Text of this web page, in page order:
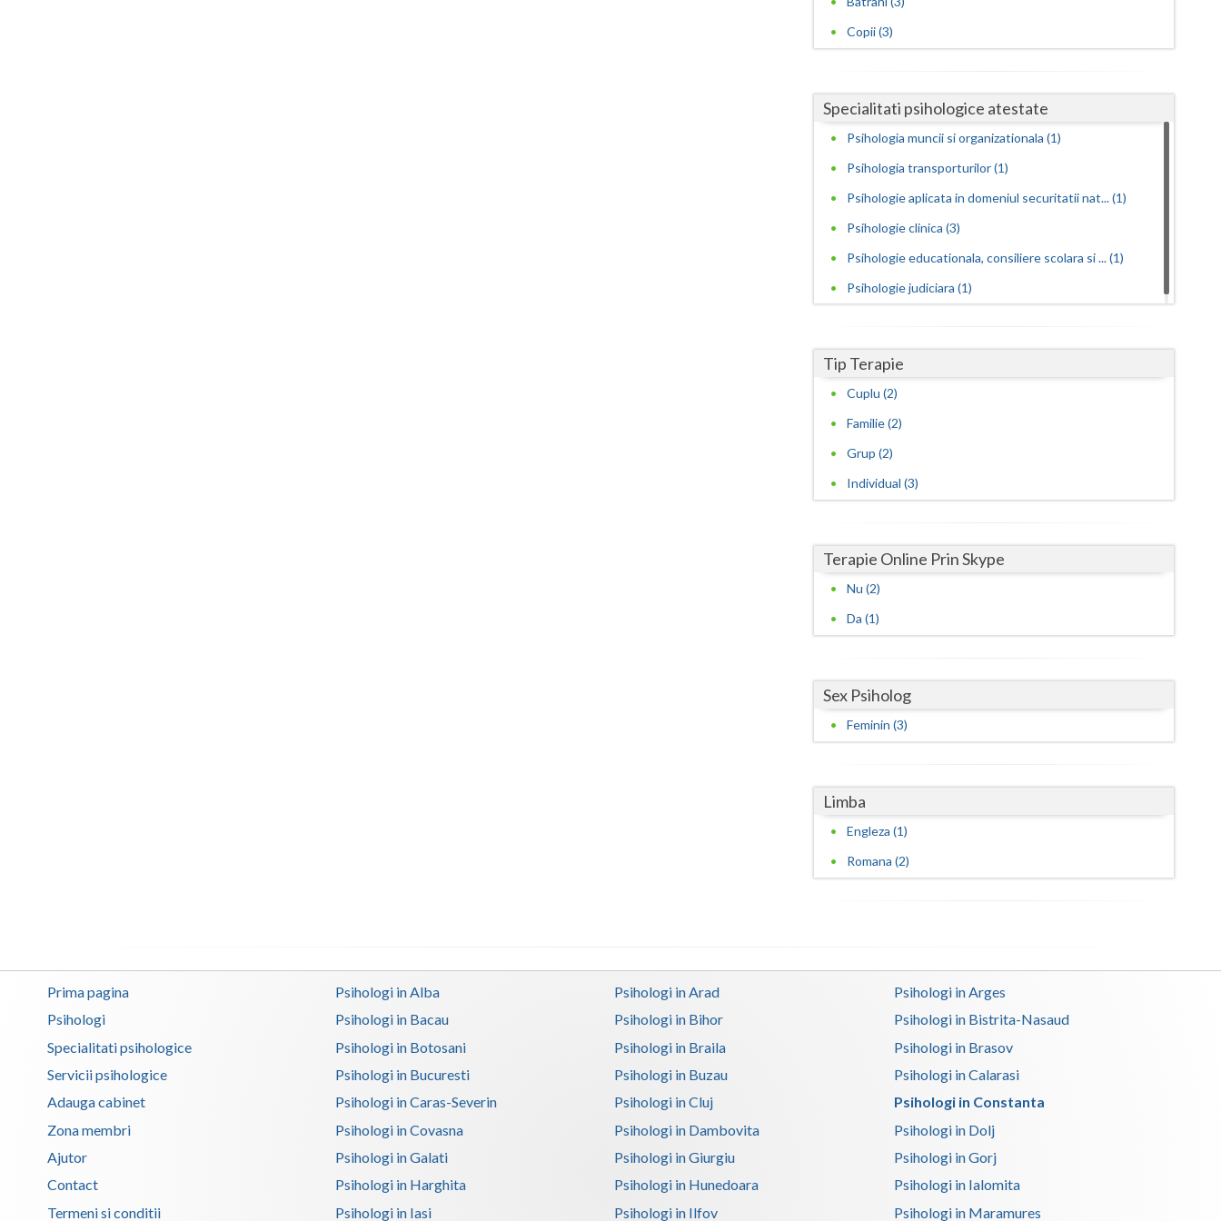
Suceava
Teleorman
Timis
Valcea
Vaslui
Copii (3)
Specialitati psihologice atestate
Psihologia muncii si organizationala (1)
Psihologia transporturilor (1)
Psihologie aplicata in domeniul securitatii nat... (1)
Psihologie clinica (3)
Psihologie educationala, consiliere scolara si ... (1)
Psihologie judiciara (1)
Tip Terapie
Cuplu (2)
Familie (2)
Grup (2)
Individual (3)
Terapie Online Prin Skype
Nu (2)
Da (1)
Sex Psiholog
Feminin (3)
Limba
Engleza (1)
Romana (2)
Prima pagina
Psihologi
Specialitati psihologice
Servicii psihologice
Adauga cabinet
Zona membri
Ajutor
Contact
Termeni si conditii
Psihologi in Alba Psihologi in Arad
Psihologi in Arges
Psihologi in Bacau
Psihologi in Bihor
Psihologi in Bistrita-Nasaud
Psihologi in Botosani
Psihologi in Braila
Psihologi in Brasov
Psihologi in Bucuresti
Psihologi in Buzau
Psihologi in Calarasi
Psihologi in Caras-Severin
Psihologi in Cluj
Psihologi in Constanta
Psihologi in Covasna
Psihologi in Dambovita
Psihologi in Dolj
Psihologi in Galati
Psihologi in Giurgiu
Psihologi in Gorj
Psihologi in Harghita
Psihologi in Hunedoara
Psihologi in Ialomita
Psihologi in Iasi
Psihologi in Ilfov Psihologi in Maramures